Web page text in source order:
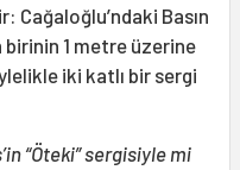
Cağaloğlu’ndaki Basın
birinin 1 metre üzerine
iki katlı bir sergi
“Öteki” sergisiyle mi